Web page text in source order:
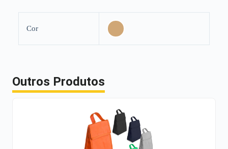
Cor
Outros Produtos